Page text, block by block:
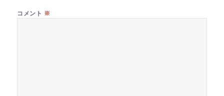
コメント ※